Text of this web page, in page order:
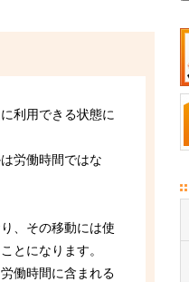
利用できる状態に
労働時間ではな
、その移動には使
とになります。
働時間に含まれる